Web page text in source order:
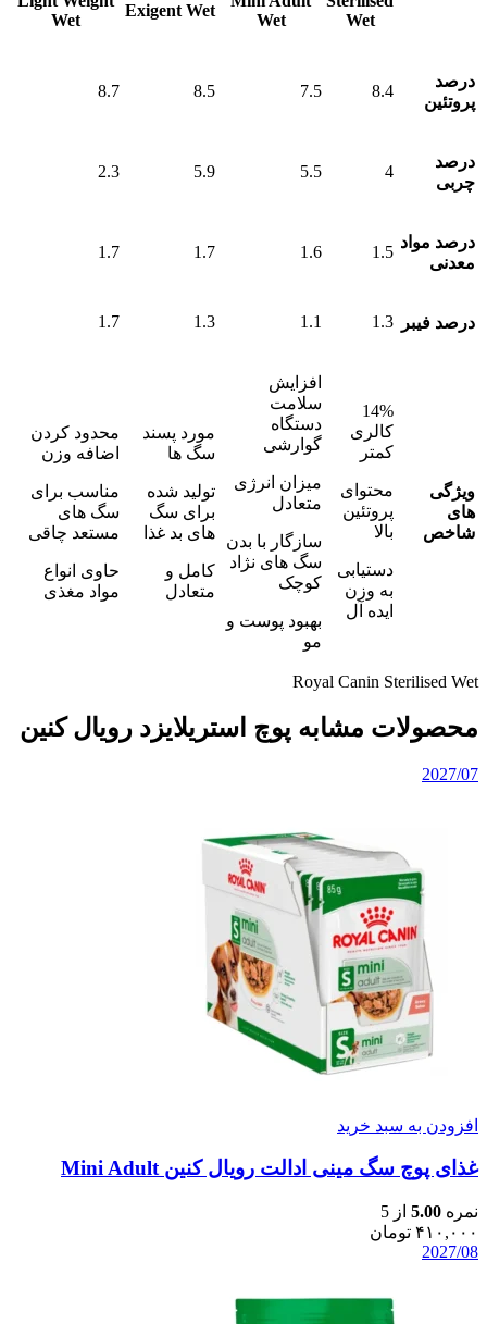
Wet
Wet
Exigent Wet
Wet
درصد
پروتئین
8.4
7.5
8.5
8.7
درصد
چربی
4
5.5
5.9
2.3
درصد مواد
معدنی
1.5
1.6
1.7
1.7
درصد فیبر 1.3
1.1
1.3
1.7
ویژگی
های
شاخص
14%
کالری
کمتر
محتوای
پروتئین
بالا
دستیابی
به وزن
ایده آل
افزایش
سلامت
دستگاه
گوارشی
میزان انرژی
متعادل
سازگار با بدن
سگ های نژاد
کوچک
بهبود پوست و
مو
مورد پسند
سگ ها
تولید شده
برای سگ
های بد غذا
کامل و
متعادل
محدود کردن
اضافه وزن
مناسب برای
سگ های
مستعد چاقی
حاوی انواع
مواد مغذی
Royal Canin Sterilised Wet
محصولات مشابه پوچ استریلایزد رویال کنین
2027/07
افزودن به سبد خرید
غذای پوچ سگ مینی ادالت رویال کنین Mini Adult
نمره 5.00 از 5
۴۱۰,۰۰۰ تومان
2027/08